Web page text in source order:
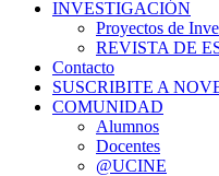
INVESTIGACIÓN
Proyectos de
REVISTA DE
Contacto
SUSCRIBITE A
COMUNIDAD
Alumnos
Docentes
@UCINE